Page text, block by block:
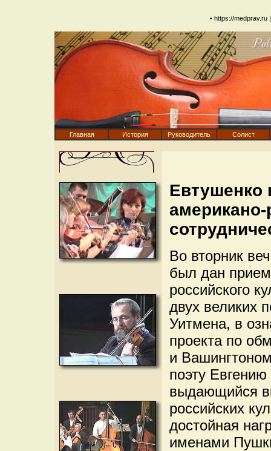
• https://medprav.ru
Главная История Руководитель Солист
Евтушенко
американо-
Во вторник
был дан
российского
двух великих
Уитмена, в
проекта по
и
поэту
выдающийся
российских
достойная
именами